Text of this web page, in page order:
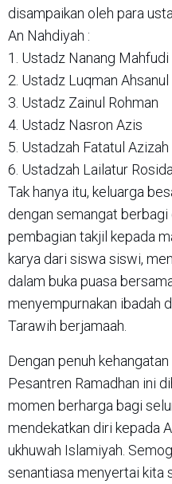
disampaikan oleh para
An Nahdiyah :
1. Ustadz Nanang
2. Ustadz Luqman
3. Ustadz Zainul Rohman
4. Ustadz Nasron Azis
5. Ustadzah Fatatul Azizah
6. Ustadzah Lailatur
Tak hanya itu, keluarga
dengan semangat
pembagian takjil kepada
karya dari siswa siswi,
dalam buka puasa
menyempurnakan ibadah
Tarawih berjamaah.
Dengan penuh
Pesantren Ramadhan ini
momen berharga bagi
mendekatkan diri kepada
ukhuwah Islamiyah.
senantiasa menyertai kita